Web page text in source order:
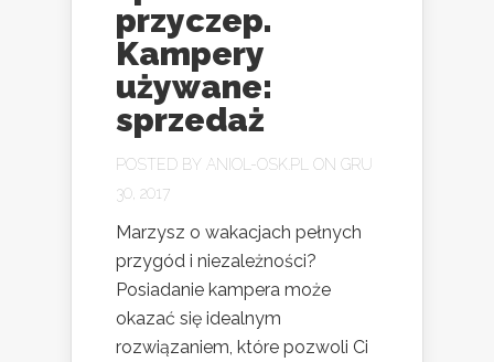
przyczep.
Kampery
używane:
sprzedaż
POSTED BY ANIOL-OSK.PL
ON GRU
30, 2017
Marzysz o wakacjach pełnych
przygód i niezależności?
Posiadanie kampera może
okazać się idealnym
rozwiązaniem, które pozwoli Ci